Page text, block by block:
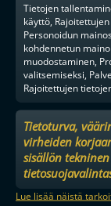
Tietojen
käyttö,
Personoidun
kohdennetun
muodostaminen,
valitsemiseksi,
Rajoitettujen
Tietoturva,
virheiden
sisällön
Lue lisää näistä